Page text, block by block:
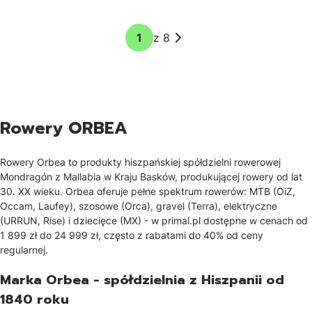
z 8
Rowery ORBEA
Rowery Orbea to produkty hiszpańskiej spółdzielni rowerowej
Mondragón z Mallabia w Kraju Basków, produkującej rowery od lat
30. XX wieku. Orbea oferuje pełne spektrum rowerów: MTB (OiZ,
Occam, Laufey), szosowe (Orca), gravel (Terra), elektryczne
(URRUN, Rise) i dziecięce (MX) - w primal.pl dostępne w cenach od
1 899 zł do 24 999 zł, często z rabatami do 40% od ceny
regularnej.
Marka Orbea - spółdzielnia z Hiszpanii od
1840 roku